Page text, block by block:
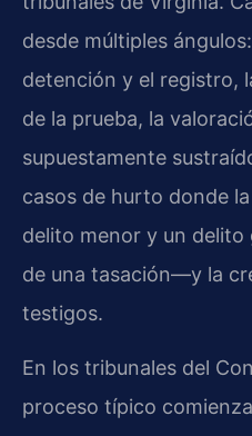
desde múltiples
detención y el registro,
de la prueba, la
supuestamente
casos de hurto donde
delito menor y un delito
de una tasación—y la
testigos.
En los tribunales del
proceso típico